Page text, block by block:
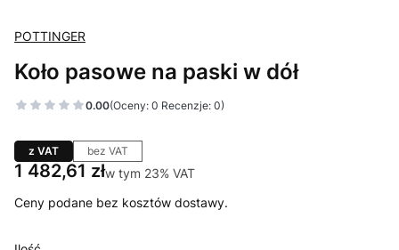
POTTINGER
Koło pasowe na paski w dół
0.00(Oceny: 0 Recenzje: 0)
z VAT bez VAT
Cena
1 482,61 złw tym 23% VAT
w tym 23% VAT
Ceny podane bez kosztów dostawy.